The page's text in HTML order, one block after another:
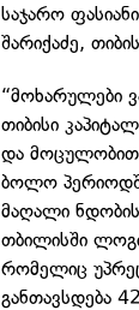
საჯარო
შარიქაძე,
“მოხარულები
თიბისი
და მოცულობით
ბოლო
მაღალი
თბილისში
რომელიც
განთავსდება